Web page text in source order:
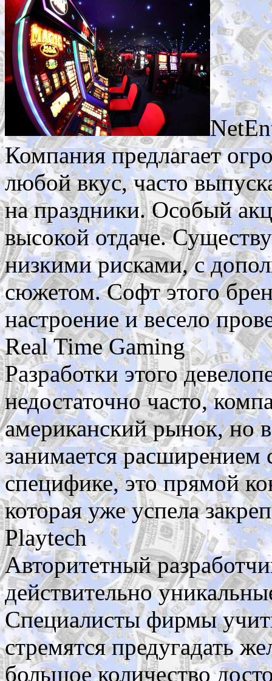
Компания предлагает
любой вкус, часто
на праздники. Особый
высокой отдаче.
низкими рисками, с
сюжетом. Софт этого
настроение и весело
Real Time Gaming
Разработки этого
недостаточно часто,
американский рынок, но
занимается
специфике, это прямой
которая уже успела
Playtech
Авторитетный
действительно
Специалисты фирмы
стремятся предугадать
большое количество